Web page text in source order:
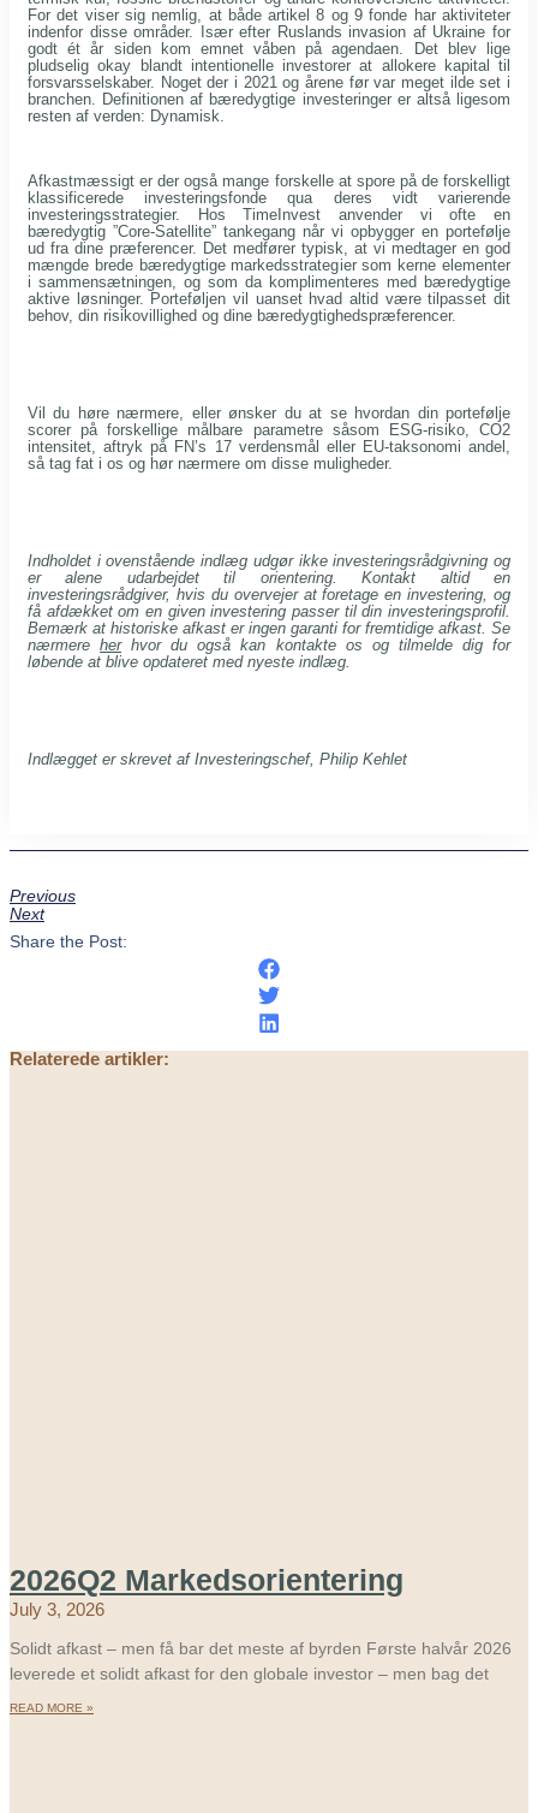
For det viser sig nemlig, at både artikel 8 og 9 fonde har aktiviteter
indenfor disse områder. Især efter Ruslands invasion af Ukraine for
godt ét år siden kom emnet våben på agendaen. Det blev lige
pludselig okay blandt intentionelle investorer at allokere kapital til
forsvarsselskaber. Noget der i 2021 og årene før var meget ilde set i
branchen. Definitionen af bæredygtige investeringer er altså ligesom
resten af verden: Dynamisk.
Afkastmæssigt er der også mange forskelle at spore på de forskelligt
klassificerede investeringsfonde qua deres vidt varierende
investeringsstrategier. Hos TimeInvest anvender vi ofte en
bæredygtig ”Core-Satellite” tankegang når vi opbygger en portefølje
ud fra dine præferencer. Det medfører typisk, at vi medtager en god
mængde brede bæredygtige markedsstrategier som kerne elementer
i sammensætningen, og som da komplimenteres med bæredygtige
aktive løsninger. Porteføljen vil uanset hvad altid være tilpasset dit
behov, din risikovillighed og dine bæredygtighedspræferencer.
Vil du høre nærmere, eller ønsker du at se hvordan din portefølje
scorer på forskellige målbare parametre såsom ESG-risiko, CO2
intensitet, aftryk på FN’s 17 verdensmål eller EU-taksonomi andel,
så tag fat i os og hør nærmere om disse muligheder.
Indholdet i ovenstående indlæg udgør ikke investeringsrådgivning og
er alene udarbejdet til orientering. Kontakt altid en
investeringsrådgiver, hvis du overvejer at foretage en investering, og
få afdækket om en given investering passer til din investeringsprofil.
Bemærk at historiske afkast er ingen garanti for fremtidige afkast. Se
nærmereherhvor du også kan kontakte os og tilmelde dig for
løbende at blive opdateret med nyeste indlæg.
Indlægget er skrevet af Investeringschef, Philip Kehlet
Previous
Next
Share the Post:
Relaterede artikler:
2026Q2 Markedsorientering
July 3, 2026
Solidt afkast – men få bar det meste af byrden Første halvår 2026
leverede et solidt afkast for den globale investor – men bag det
READ MORE »